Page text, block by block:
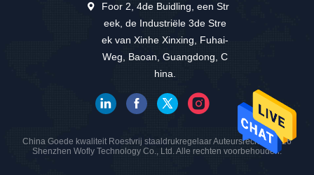
Foor 2, 4de Buidling, een Str
eek, de Industriële 3de Stre
ek van Xinhe Xinxing, Fuhai-
Weg, Baoan, Guangdong, C
hina.
China Goede kwaliteit Roestvrij staaldrukregelaar Auteursrecht © 2026
Shenzhen Wofly Technology Co., Ltd. Alle rechten voorbehouden.